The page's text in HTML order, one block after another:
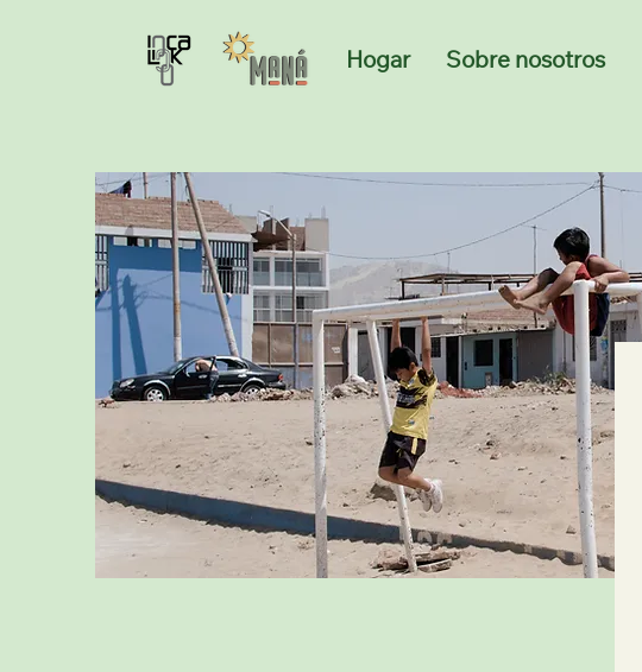
Hogar Sobre nosotros